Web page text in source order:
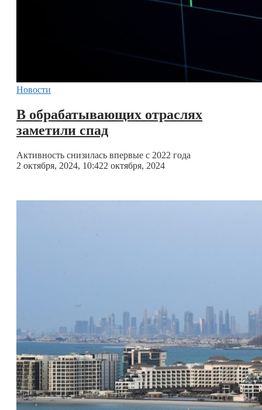
Новости
В обрабатывающих отраслях
заметили спад
Активность снизилась впервые с 2022 года
2 октября, 2024, 10:422 октября, 2024